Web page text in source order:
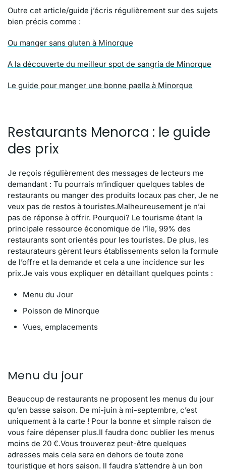
Outre cet article/guide j’écris régulièrement sur des sujets
bien précis comme :
Ou manger sans gluten à Minorque
A la découverte du meilleur spot de sangria de Minorque
Le guide pour manger une bonne paella à Minorque
Restaurants Menorca : le guide
des prix
Je reçois régulièrement des messages de lecteurs me
demandant : Tu pourrais m’indiquer quelques tables de
restaurants ou manger des produits locaux pas cher, Je ne
veux pas de restos à touristes.Malheureusement je n’ai
pas de réponse à offrir. Pourquoi? Le tourisme étant la
principale ressource économique de l’île, 99% des
restaurants sont orientés pour les touristes. De plus, les
restaurateurs gèrent leurs établissements selon la formule
de l’offre et la demande et cela a une incidence sur les
prix.Je vais vous expliquer en détaillant quelques points :
Menu du Jour
Poisson de Minorque
Vues, emplacements
Menu du jour
Beaucoup de restaurants ne proposent les menus du jour
qu’en basse saison. De mi-juin à mi-septembre, c’est
uniquement à la carte ! Pour la bonne et simple raison de
vous faire dépenser plus.Il faudra donc oublier les menus
moins de 20 €.Vous trouverez peut-être quelques
adresses mais cela sera en dehors de toute zone
touristique et hors saison. ll faudra s’attendre à un bon